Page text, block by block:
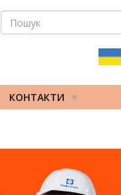
ПОШУКОВА
ПОШУК
КОНТАКТИ